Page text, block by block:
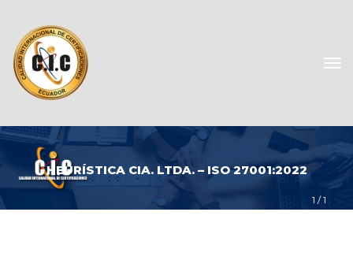
1 / 1
HEURÍSTICA CIA. LTDA. – ISO 27001:2022